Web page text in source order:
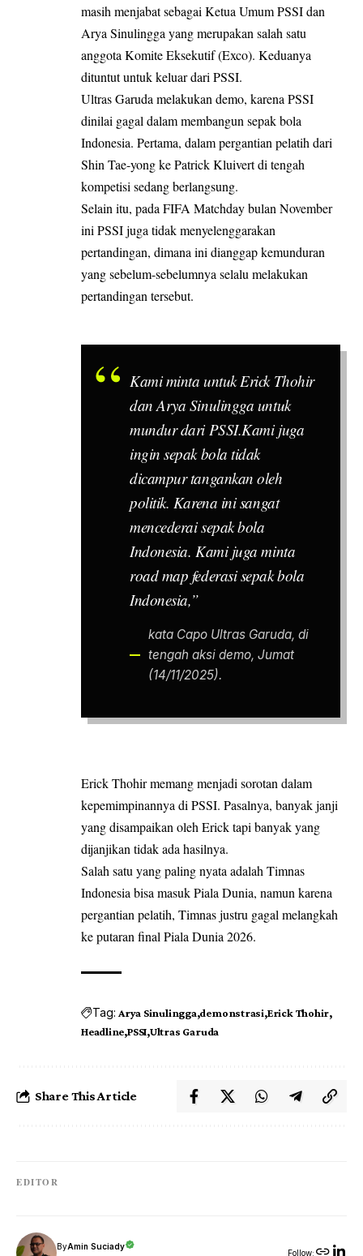
masih menjabat sebagai Ketua Umum PSSI dan
Arya Sinulingga yang merupakan salah satu
anggota Komite Eksekutif (Exco). Keduanya
dituntut untuk keluar dari PSSI.
Ultras Garuda melakukan demo, karena PSSI
dinilai gagal dalam membangun sepak bola
Indonesia. Pertama, dalam pergantian pelatih dari
Shin Tae-yong ke Patrick Kluivert di tengah
kompetisi sedang berlangsung.
Selain itu, pada FIFA Matchday bulan November
ini PSSI juga tidak menyelenggarakan
pertandingan, dimana ini dianggap kemunduran
yang sebelum-sebelumnya selalu melakukan
pertandingan tersebut.
Kami minta untuk Erick Thohir
dan Arya Sinulingga untuk
mundur dari PSSI.Kami juga
ingin sepak bola tidak
dicampur tangankan oleh
politik. Karena ini sangat
mencederai sepak bola
Indonesia. Kami juga minta
road map federasi sepak bola
Indonesia,”
kata Capo Ultras Garuda, di
tengah aksi demo, Jumat
(14/11/2025).
Erick Thohir memang menjadi sorotan dalam
kepemimpinannya di PSSI. Pasalnya, banyak janji
yang disampaikan oleh Erick tapi banyak yang
dijanjikan tidak ada hasilnya.
Salah satu yang paling nyata adalah Timnas
Indonesia bisa masuk Piala Dunia, namun karena
pergantian pelatih, Timnas justru gagal melangkah
ke putaran final Piala Dunia 2026.
Tag: Arya Sinulingga demonstrasi Erick Thohir
Headline PSSI Ultras Garuda
Share This Article
EDITOR
ByAmin Suciady
Follow: